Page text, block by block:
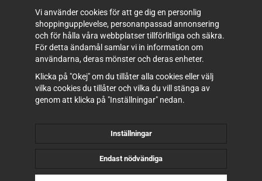
Fordonslyftar
Kompressor & Pneumatik
Verkstadsutrustning
Verktyg & Inredning
Förbrukning
Vi använder cookies för att ge dig en personlig
shoppingupplevelse, personanpassad annonsering
och för hålla våra webbplatser tillförlitliga och säkra.
För detta ändamål samlar vi in information om
användarna, deras mönster och deras enheter.
Klicka på "Okej" om du tillåter alla cookies eller välj
vilka cookies du tillåter och vilka du vill stänga av
genom att klicka på "Inställningar" nedan.
Inställningar
Endast nödvändiga